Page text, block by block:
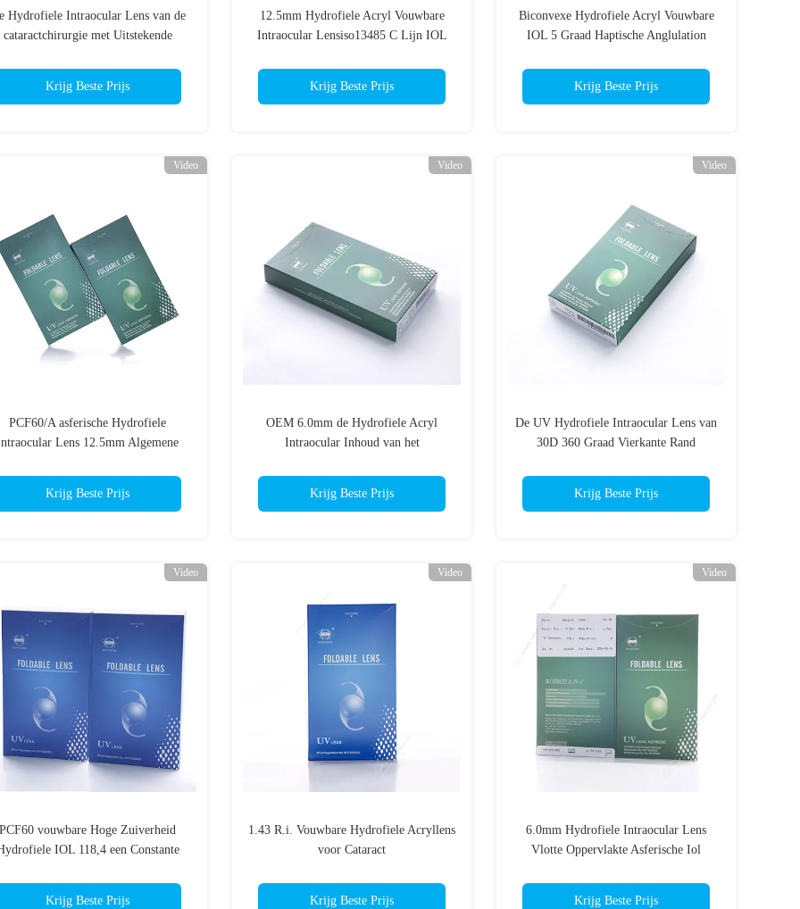
Hydrofiele Intraocular Lens van de
cataractchirurgie met Uitstekende
Krijg Beste Prijs
12.5mm Hydrofiele Acryl Vouwbare
Intraocular Lensiso13485 C Lijn IOL
Krijg Beste Prijs
Biconvexe Hydrofiele Acryl Vouwbare
IOL 5 Graad Haptische Anglulation
Krijg Beste Prijs
Video
PCF60/A asferische Hydrofiele
Lens 12.5mm Algemene
Krijg Beste Prijs
Video
OEM 6.0mm de Hydrofiele Acryl
Intraocular Inhoud van het
Krijg Beste Prijs
Video
De UV Hydrofiele Intraocular Lens van
30D 360 Graad Vierkante Rand
Krijg Beste Prijs
Video
PCF60 vouwbare Hoge Zuiverheid
IOL 118,4 een Constante
Krijg Beste Prijs
Video
1.43 R.i. Vouwbare Hydrofiele Acryllens
voor Cataract
Krijg Beste Prijs
Video
6.0mm Hydrofiele Intraocular Lens
Vlotte Oppervlakte Asferische Iol
Krijg Beste Prijs